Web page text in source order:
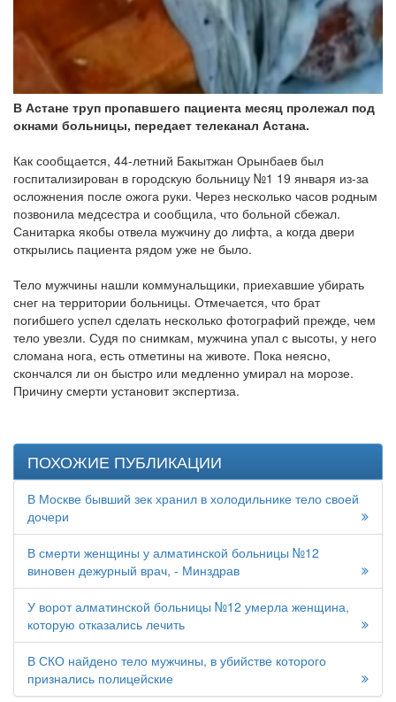
В Астане труп пропавшего пациента месяц пролежал под
окнами больницы, передает телеканал Астана.
Как сообщается, 44-летний Бакытжан Орынбаев был
госпитализирован в городскую больницу №1 19 января из-за
осложнения после ожога руки. Через несколько часов родным
позвонила медсестра и сообщила, что больной сбежал.
Санитарка якобы отвела мужчину до лифта, а когда двери
открылись пациента рядом уже не было.
Тело мужчины нашли коммунальщики, приехавшие убирать
снег на территории больницы. Отмечается, что брат
погибшего успел сделать несколько фотографий прежде, чем
тело увезли. Судя по снимкам, мужчина упал с высоты, у него
сломана нога, есть отметины на животе. Пока неясно,
скончался ли он быстро или медленно умирал на морозе.
Причину смерти установит экспертиза.
ПОХОЖИЕ ПУБЛИКАЦИИ
В Москве бывший зек хранил в холодильнике тело своей
дочери
В смерти женщины у алматинской больницы №12
виновен дежурный врач, - Минздрав
У ворот алматинской больницы №12 умерла женщина,
которую отказались лечить
В СКО найдено тело мужчины, в убийстве которого
признались полицейские